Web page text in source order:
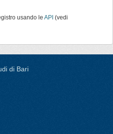
usando le API (vedi
di Bari